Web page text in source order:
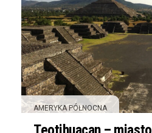
AMERYKA PÓŁNOCNA